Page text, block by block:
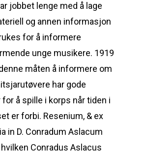
jobbet lenge med å lage
og annen informasjon
for å informere
unge musikere. 1919
måten å informere om
har gode
å spille i korps når tiden i
er forbi. Resenium, & ex
in D. Conradum Aslacum
Conradus Aslacus